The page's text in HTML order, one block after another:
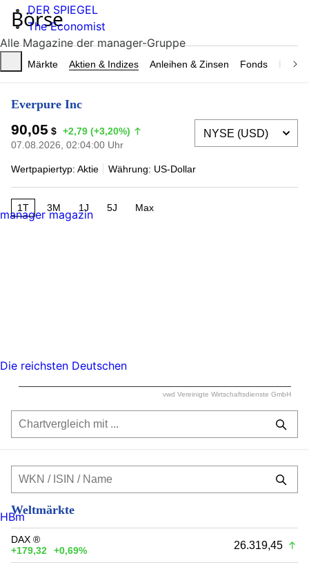
Märkte Aktien & Indizes Anleihen & Zinsen Fonds
Everpure Inc
90,05 $ +2,79 (+3,20%)
07.08.2026, 02:04:00 Uhr
Wertpapiertyp: Aktie Währung: US-Dollar
1T 3M 1J 5J Max
vwd Vereinigte Wirtschaftsdienste GmbH
Weltmärkte
DAX ®
+179,32
+0,69% 26.319,45
DER SPIEGEL
The Economist
Alle Magazine der manager-Gruppe
manager magazin
Die reichsten Deutschen
HBm